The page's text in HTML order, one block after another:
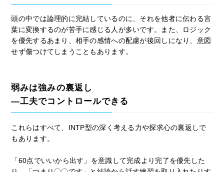
頭の中では論理的に完結しているのに、それを他者に伝わる言
葉に変換するのが苦手に感じる人が多いです。また、ロジック
を優先するあまり、相手の感情への配慮が後回しになり、意図
せず傷つけてしまうこともあります。
弱みは強みの裏返し
―工夫でコントロールできる
これらはすべて、INTP型の深く考える力や探求心の裏返しで
もあります。
「60点でいいから出す」を意識して完成より完了を優先した